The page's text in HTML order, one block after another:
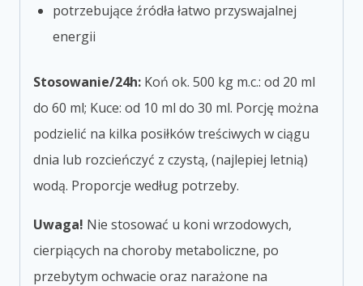
potrzebujące źródła łatwo przyswajalnej
energii
Stosowanie/24h: Koń ok. 500 kg m.c.: od 20 ml
do 60 ml; Kuce: od 10 ml do 30 ml. Porcję można
podzielić na kilka posiłków treściwych w ciągu
dnia lub rozcieńczyć z czystą, (najlepiej letnią)
wodą. Proporcje według potrzeby.
Uwaga! Nie stosować u koni wrzodowych,
cierpiących na choroby metaboliczne, po
przebytym ochwacie oraz narażone na